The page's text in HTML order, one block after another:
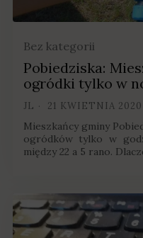
Bez kategorii
Pobiedziska:
ogródki tylko w
JL 21 KWIETNIA 2020
Mieszkańcy gminy
ogródków tylko w
między 22 a 5 rano.